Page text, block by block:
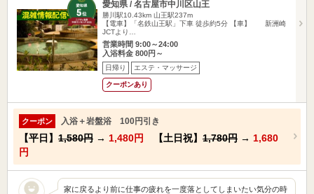
愛知県 / 名古屋市中川区山王
勝川駅10.43km 山王駅237m
【電車】「名鉄山王駅」下車 徒歩約5分 【車】 新洲崎
JCTより…
営業時間 9:00～24:00
入浴料金 800円～
日帰り エステ・マッサージ
クーポンあり
クーポン 入浴＋岩盤浴 100円引き
【平日】 1,580円 → 1,480円 【土日祝】 1,780円 → 1,680
円
家に戻るより前に仕事の疲れを一度落としてしまいたい気分の時